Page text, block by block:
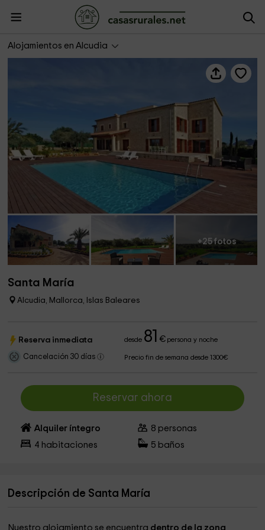
Alojamientos en Alcudia
+25 fotos
Santa María
Alcudia, Mallorca, Islas Baleares
Reserva inmediata desde 81 €persona y noche
Cancelación 30 días Precio fin de semana desde 1300€
Reservar ahora
Alquiler íntegro 8 personas
4 habitaciones 5 baños
Descripción de Santa María
Nuestro alojamiento se encuentra dentro de la zona